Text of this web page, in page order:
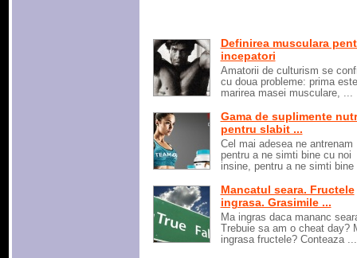
Definirea musculara
incepatori
Amatorii de culturism se
cu doua probleme: prima este
marirea masei musculare, ...
Gama de suplimente
pentru slabit ...
Cel mai adesea ne antrenam
pentru a ne simti bine cu noi
insine, pentru a ne simti bine
Mancatul seara. Fructele
ingrasa. Grasimile ...
Ma ingras daca mananc
Trebuie sa am o cheat day?
ingrasa fructele? Conteaza ...